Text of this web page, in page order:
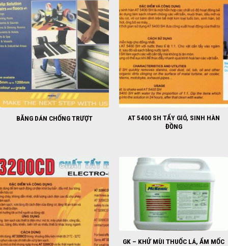
BĂNG DÁN CHỐNG TRƯỢT
AT 5400 SH TẨY GIÓ, SINH HÀN
ĐỒNG
GK – KHỬ MÙI THUỐC LÁ, ẨM MỐC